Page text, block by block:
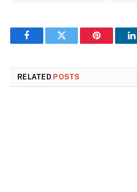
FacebookTwitter Pinterest
RELATED POSTS